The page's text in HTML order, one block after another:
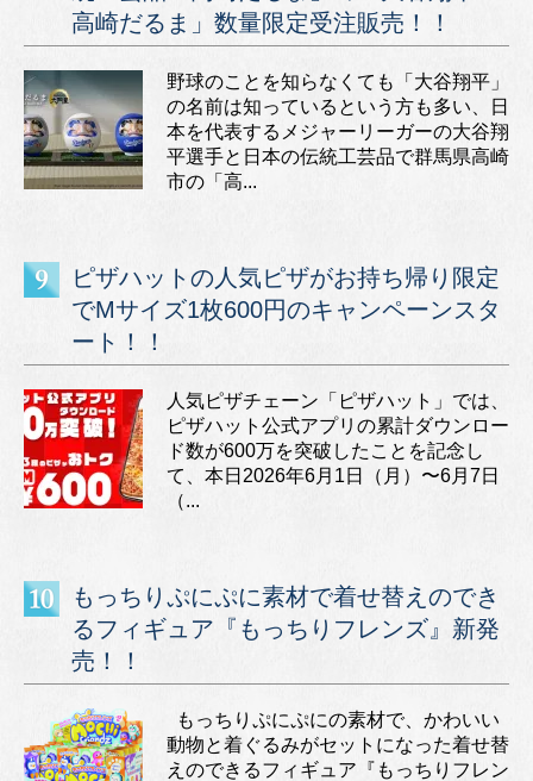
高崎だるま」数量限定受注販売！！
野球のことを知らなくても「大谷翔平」
の名前は知っているという方も多い、日
本を代表するメジャーリーガーの大谷翔
平選手と日本の伝統工芸品で群馬県高崎
市の「高...
ピザハットの人気ピザがお持ち帰り限定
でMサイズ1枚600円のキャンペーンスタ
ート！！
人気ピザチェーン「ピザハット」では、
ピザハット公式アプリの累計ダウンロー
ド数が600万を突破したことを記念し
て、本日2026年6月1日（月）〜6月7日
（...
もっちりぷにぷに素材で着せ替えのでき
るフィギュア『もっちりフレンズ』新発
売！！
もっちりぷにぷにの素材で、かわいい
動物と着ぐるみがセットになった着せ替
えのできるフィギュア『もっちりフレン